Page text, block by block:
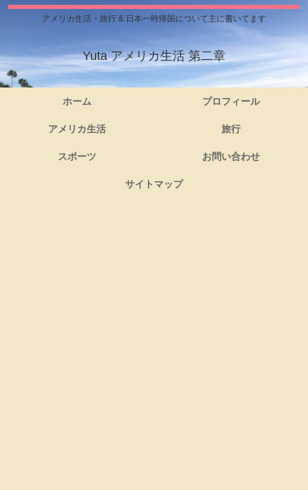
アメリカ生活・旅行 & 日本一時帰国について主に書いてます
Yuta アメリカ生活 第二章
ホーム プロフィール
アメリカ生活 旅行
スポーツ お問い合わせ
サイトマップ